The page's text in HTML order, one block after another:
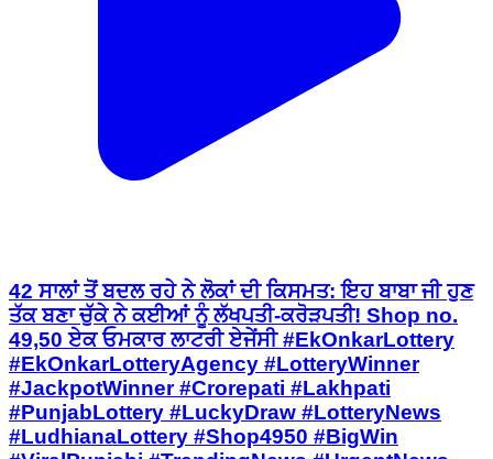
42 ਸਾਲਾਂ ਤੋਂ ਬਦਲ ਰਹੇ ਨੇ ਲੋਕਾਂ ਦੀ ਕਿਸਮਤ: ਇਹ ਬਾਬਾ ਜੀ ਹੁਣ
ਤੱਕ ਬਣਾ ਚੁੱਕੇ ਨੇ ਕਈਆਂ ਨੂੰ ਲੱਖਪਤੀ-ਕਰੋੜਪਤੀ! Shop no.
49,50 ਏਕ ਓਮਕਾਰ ਲਾਟਰੀ ਏਜੇਂਸੀ #EkOnkarLottery
#EkOnkarLotteryAgency #LotteryWinner
#JackpotWinner #Crorepati #Lakhpati
#PunjabLottery #LuckyDraw #LotteryNews
#LudhianaLottery #Shop4950 #BigWin